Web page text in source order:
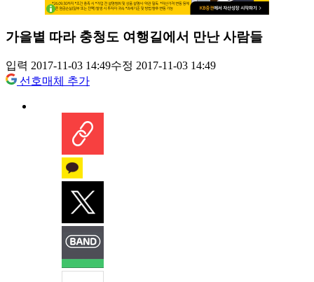
가을볕 따라 충청도 여행길에서 만난 사람들
입력 2017-11-03 14:49수정 2017-11-03 14:49
선호매체 추가